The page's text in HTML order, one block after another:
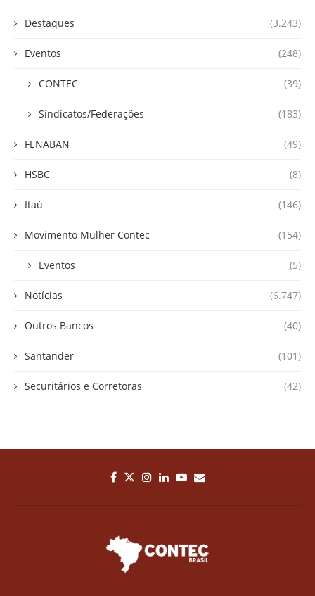
Destaques (3.243)
Eventos (248)
CONTEC (39)
Sindicatos/Federações (183)
FENABAN (49)
HSBC (8)
Itaú (146)
Movimento Mulher Contec (154)
Eventos (5)
Notícias (6.747)
Outros Bancos (40)
Santander (101)
Securitários e Corretoras (42)